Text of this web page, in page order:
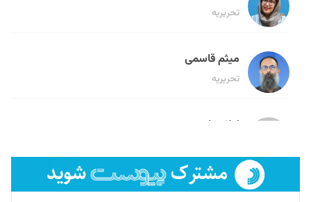
تحریریه
میثم قاسمی
تحریریه
لیلا حنارود
فائزه فتحی رستمی